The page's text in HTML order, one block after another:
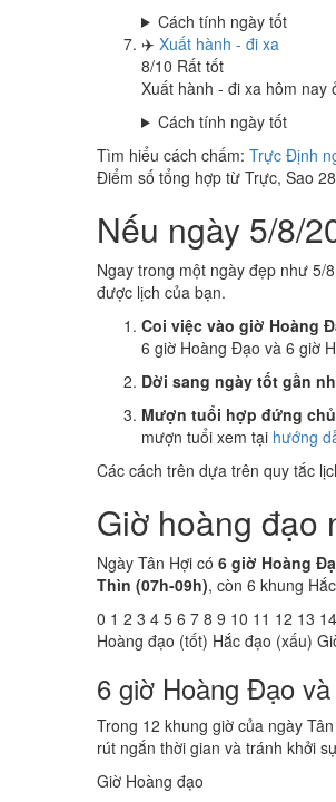
Cách tính ngày tốt
✈️ Xuất hành - đi xa
8/10 Rất tốt
Xuất hành - đi xa hôm nay
Cách tính ngày tốt
Tìm hiểu cách chấm: Trực Định
Điểm số tổng hợp từ Trực, Sao
Nếu ngày 5/8/
Ngay trong một ngày đẹp như 5/
được lịch của bạn.
Coi việc vào giờ Hoàng
6 giờ Hoàng Đạo và 6 giờ
Dời sang ngày tốt gần
Mượn tuổi hợp đứng
mượn tuổi xem tại hướng
Các cách trên dựa trên quy tắc
Giờ hoàng đạo
Ngày Tân Hợi có 6 giờ Hoàng
Thìn (07h-09h), còn 6 khung
0 1 2 3 4 5 6 7 8 9 10 11 12 13 14
Hoàng đạo (tốt) Hắc đạo (xấu)
6 giờ Hoàng Đạo
Trong 12 khung giờ của ngày
rút ngắn thời gian và tránh khởi
Giờ Hoàng đạo